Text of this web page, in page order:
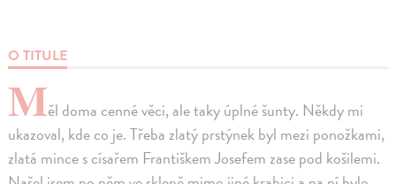
O TITULE
Měl doma cenné věci, ale taky úplné šunty. Někdy mi
ukazoval, kde co je. Třeba zlatý prstýnek byl mezi ponožkami,
zlatá mince s císařem Františkem Josefem zase pod košilemi.